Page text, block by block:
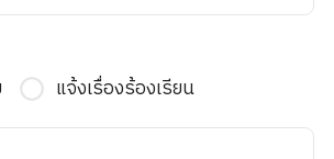
แจ้งเรื่องร้องเรียน